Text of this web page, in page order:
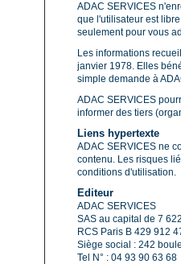
ADAC SERVICES
que l'utilisateur est
seulement pour vous
Les informations
janvier 1978. Elles
simple demande à
ADAC SERVICES
informer des tiers
Liens hypertexte
ADAC SERVICES ne
contenu. Les risques
conditions d'utilisation.
Editeur
ADAC SERVICES
SAS au capital de 7
RCS Paris B 429 912
Siège social : 242
Tel N° : 04 93 90 63 68